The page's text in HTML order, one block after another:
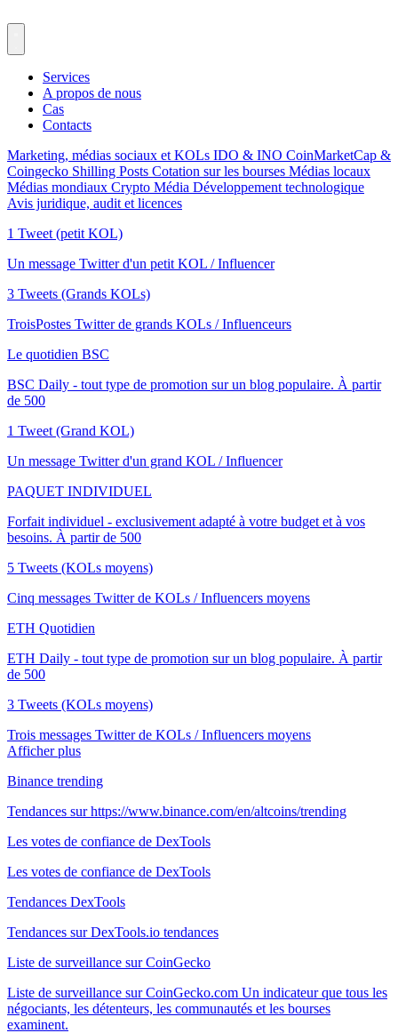
Services
A propos de nous
Cas
Contacts
Marketing, médias sociaux et KOLs IDO & INO CoinMarketCap &
Coingecko Shilling Posts Cotation sur les bourses Médias locaux
Médias mondiaux Crypto Média Développement technologique
Avis juridique, audit et licences
1 Tweet (petit KOL)
Un message Twitter d'un petit KOL / Influencer
3 Tweets (Grands KOLs)
TroisPostes Twitter de grands KOLs / Influenceurs
Le quotidien BSC
BSC Daily - tout type de promotion sur un blog populaire. À partir
de 500
1 Tweet (Grand KOL)
Un message Twitter d'un grand KOL / Influencer
PAQUET INDIVIDUEL
Forfait individuel - exclusivement adapté à votre budget et à vos
besoins. À partir de 500
5 Tweets (KOLs moyens)
Cinq messages Twitter de KOLs / Influencers moyens
ETH Quotidien
ETH Daily - tout type de promotion sur un blog populaire. À partir
de 500
3 Tweets (KOLs moyens)
Trois messages Twitter de KOLs / Influencers moyens
Afficher plus
Binance trending
Tendances sur https://www.binance.com/en/altcoins/trending
Les votes de confiance de DexTools
Les votes de confiance de DexTools
Tendances DexTools
Tendances sur DexTools.io tendances
Liste de surveillance sur CoinGecko
Liste de surveillance sur CoinGecko.com Un indicateur que tous les
négociants, les détenteurs, les communautés et les bourses
examinent.